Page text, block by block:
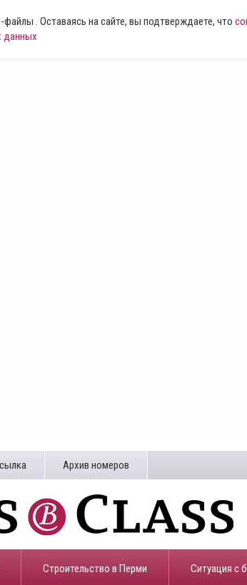
. Оставаясь на сайте, вы подтверждаете, что
данных
Архив номеров
Строительство в Перми ​Ситуация с